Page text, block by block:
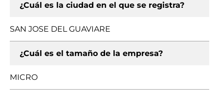
¿Cuál es la ciudad en el que se registra?
SAN JOSE DEL GUAVIARE
¿Cuál es el tamaño de la empresa?
MICRO